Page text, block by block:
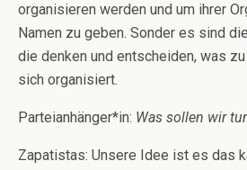
organisieren werden und um ihrer
Namen zu geben. Sonder es sind
die denken und entscheiden, was
sich organisiert.
Parteianhänger*in: Was sollen wir
Zapatistas: Unsere Idee ist es das